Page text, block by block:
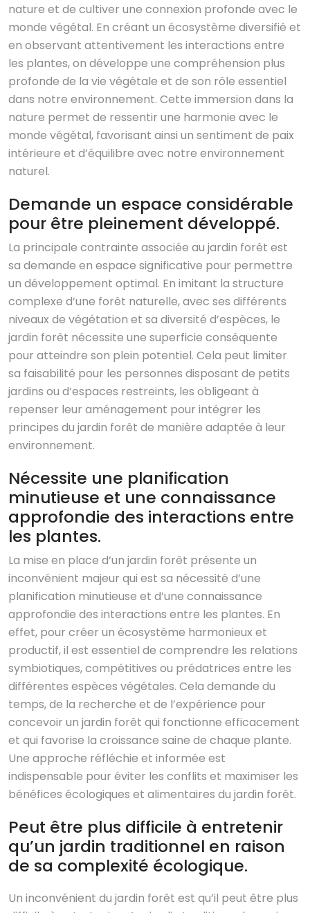
nature et de cultiver une connexion profonde avec le
monde végétal. En créant un écosystème diversifié et
en observant attentivement les interactions entre
les plantes, on développe une compréhension plus
profonde de la vie végétale et de son rôle essentiel
dans notre environnement. Cette immersion dans la
nature permet de ressentir une harmonie avec le
monde végétal, favorisant ainsi un sentiment de paix
intérieure et d’équilibre avec notre environnement
naturel.
Demande un espace considérable
pour être pleinement développé.
La principale contrainte associée au jardin forêt est
sa demande en espace significative pour permettre
un développement optimal. En imitant la structure
complexe d’une forêt naturelle, avec ses différents
niveaux de végétation et sa diversité d’espèces, le
jardin forêt nécessite une superficie conséquente
pour atteindre son plein potentiel. Cela peut limiter
sa faisabilité pour les personnes disposant de petits
jardins ou d’espaces restreints, les obligeant à
repenser leur aménagement pour intégrer les
principes du jardin forêt de manière adaptée à leur
environnement.
Nécessite une planification
minutieuse et une connaissance
approfondie des interactions entre
les plantes.
La mise en place d’un jardin forêt présente un
inconvénient majeur qui est sa nécessité d’une
planification minutieuse et d’une connaissance
approfondie des interactions entre les plantes. En
effet, pour créer un écosystème harmonieux et
productif, il est essentiel de comprendre les relations
symbiotiques, compétitives ou prédatrices entre les
différentes espèces végétales. Cela demande du
temps, de la recherche et de l’expérience pour
concevoir un jardin forêt qui fonctionne efficacement
et qui favorise la croissance saine de chaque plante.
Une approche réfléchie et informée est
indispensable pour éviter les conflits et maximiser les
bénéfices écologiques et alimentaires du jardin forêt.
Peut être plus difficile à entretenir
qu’un jardin traditionnel en raison
de sa complexité écologique.
Un inconvénient du jardin forêt est qu’il peut être plus